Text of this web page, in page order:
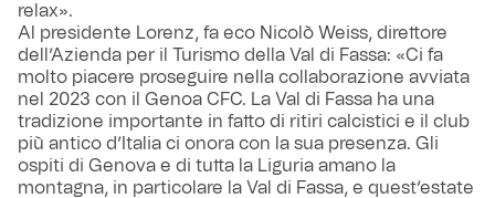
relax».
Al presidente Lorenz, fa eco Nicolò Weiss, direttore
dell’Azienda per il Turismo della Val di Fassa: «Ci fa
molto piacere proseguire nella collaborazione avviata
nel 2023 con il Genoa CFC. La Val di Fassa ha una
tradizione importante in fatto di ritiri calcistici e il club
più antico d’Italia ci onora con la sua presenza. Gli
ospiti di Genova e di tutta la Liguria amano la
montagna, in particolare la Val di Fassa, e quest’estate